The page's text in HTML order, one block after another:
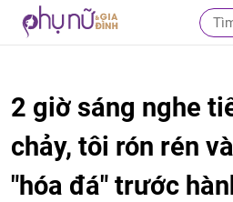
2 giờ sáng nghe
chảy, tôi rón rén
"hóa đá" trước